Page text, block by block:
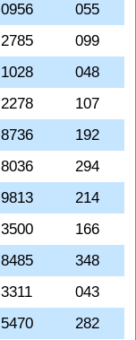
0956
055
2785
099
1028
048
2278
107
8736
192
8036
294
9813
214
3500
166
8485
348
3311
043
5470
282